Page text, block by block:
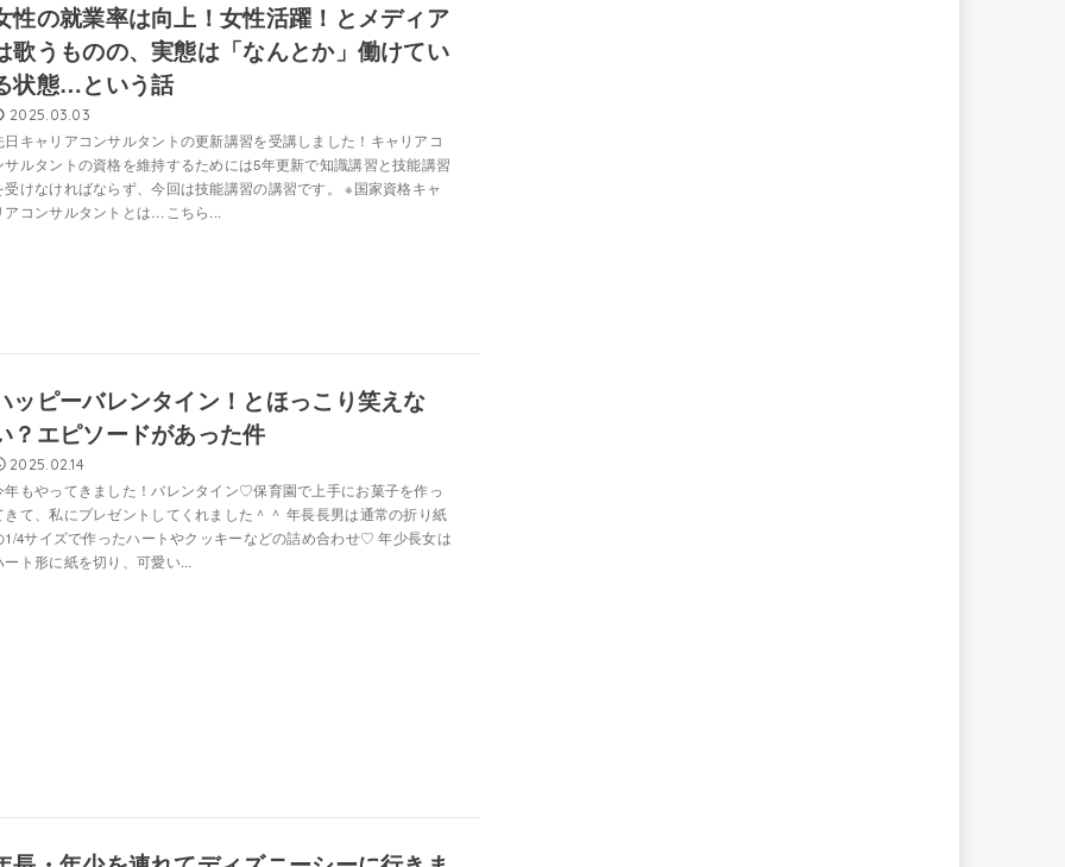
性の就業率は向上！女性活躍！とメディア
歌うものの、実態は「なんとか」働けてい
状態…という話
2025.03.03
日キャリアコンサルタントの更新講習を受講しました！キャリアコ
サルタントの資格を維持するためには5年更新で知識講習と技能講習
受けなければならず、今回は技能講習の講習です。 ※国家資格キャ
アコンサルタントとは…こちら...
ッピーバレンタイン！とほっこり笑えな
？エピソードがあった件
2025.02.14
年もやってきました！バレンタイン♡保育園で上手にお菓子を作っ
きて、私にプレゼントしてくれました＾＾ 年長長男は通常の折り紙
1/4サイズで作ったハートやクッキーなどの詰め合わせ♡ 年少長女は
ート形に紙を切り、可愛い...